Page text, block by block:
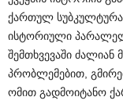
ქართულ
ისტორიული
შემთხვევაში ძალიან
პრობლემებით,
ომით გადმოიტანო